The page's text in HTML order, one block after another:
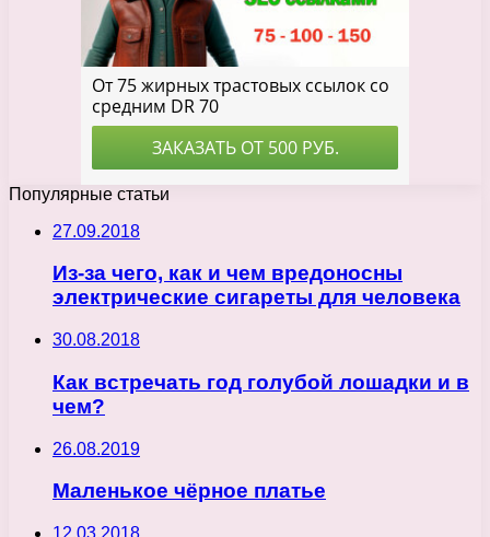
Популярные статьи
27.09.2018
Из-за чего, как и чем вредоносны
электрические сигареты для человека
30.08.2018
Как встречать год голубой лошадки и в
чем?
26.08.2019
Маленькое чёрное платье
12.03.2018